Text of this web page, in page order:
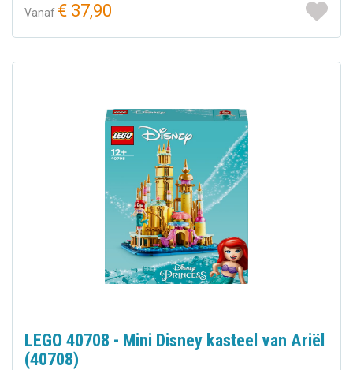
Vanaf € 37,90
LEGO 40708 - Mini Disney kasteel van Ariël
(40708)